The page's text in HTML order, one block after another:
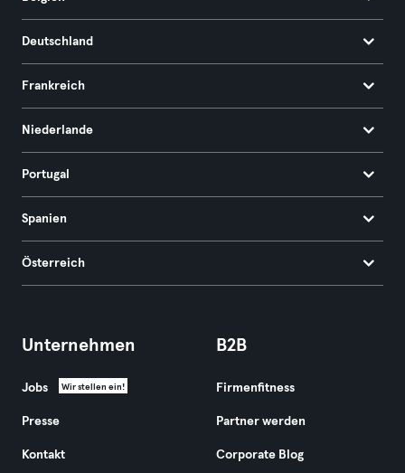
Deutschland
Frankreich
Niederlande
Portugal
Spanien
Österreich
Unternehmen
Jobs Wir stellen ein!
Presse
Kontakt
B2B
Firmenfitness
Partner werden
Corporate Blog